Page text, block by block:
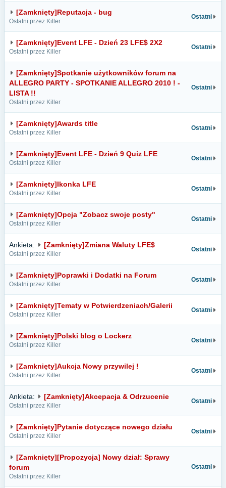
[Zamknięty]Reputacja - bug
Ostatni przez Killer
Ostatni
[Zamknięty]Event LFE - Dzień 23 LFE$ 2X2
Ostatni przez Killer
Ostatni
[Zamknięty]Spotkanie użytkowników forum na
ALLEGRO PARTY - SPOTKANIE ALLEGRO 2010 ! -
LISTA !!
Ostatni przez Killer
Ostatni
[Zamknięty]Awards title
Ostatni przez Killer
Ostatni
[Zamknięty]Event LFE - Dzień 9 Quiz LFE
Ostatni przez Killer
Ostatni
[Zamknięty]Ikonka LFE
Ostatni przez Killer
Ostatni
[Zamknięty]Opcja "Zobacz swoje posty"
Ostatni przez Killer
Ostatni
Ankieta: [Zamknięty]Zmiana Waluty LFE$
Ostatni przez Killer
Ostatni
[Zamknięty]Poprawki i Dodatki na Forum
Ostatni przez Killer
Ostatni
[Zamknięty]Tematy w Potwierdzeniach/Galerii
Ostatni przez Killer
Ostatni
[Zamknięty]Polski blog o Lockerz
Ostatni przez Killer
Ostatni
[Zamknięty]Aukcja Nowy przywilej !
Ostatni przez Killer
Ostatni
Ankieta: [Zamknięty]Akcepacja & Odrzucenie
Ostatni przez Killer
Ostatni
[Zamknięty]Pytanie dotyczące nowego działu
Ostatni przez Killer
Ostatni
[Zamknięty][Propozycja] Nowy dział: Sprawy
forum
Ostatni przez Killer
Ostatni